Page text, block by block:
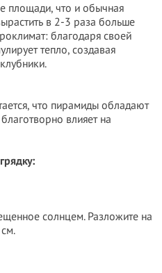
площади, что и обычная
в 2-3 раза больше
благодаря своей
тепло, создавая
что пирамиды обладают
влияет на
солнцем. Разложите на